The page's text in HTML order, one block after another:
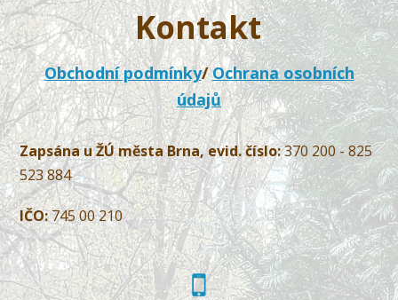
Kontakt
Obchodní podmínky/Ochrana osobních
údajů
Zapsána u ŽÚ města Brna, evid. číslo:370 200 - 825
523 884
IČO:745 00 210